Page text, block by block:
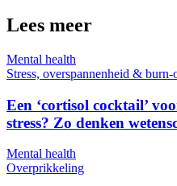
Lees meer
Mental health
Stress, overspannenheid & burn-
Een ‘cortisol cocktail’
stress? Zo denken
Mental health
Overprikkeling